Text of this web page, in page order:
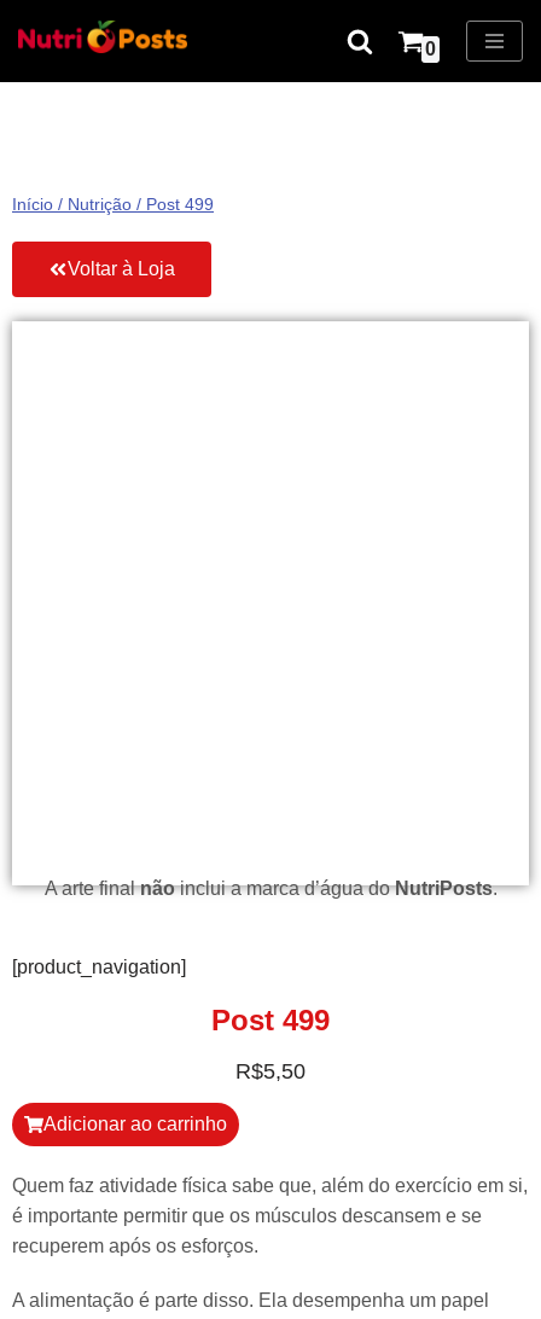
0
Início / Nutrição / Post 499
Voltar à Loja
A arte finalnãoinclui a marca d’água doNutriPosts.
[product_navigation]
Post 499
R$5,50
Adicionar ao carrinho
Quem faz atividade física sabe que, além do exercício em si,
é importante permitir que os músculos descansem e se
recuperem após os esforços.
A alimentação é parte disso. Ela desempenha um papel